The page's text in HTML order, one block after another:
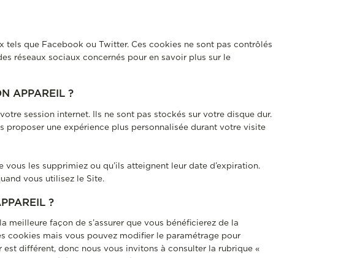
que Facebook ou Twitter. Ces cookies ne sont pas contrôlés
réseaux sociaux concernés pour en savoir plus sur le
APPAREIL ?
session internet. Ils ne sont pas stockés sur votre disque dur.
proposer une expérience plus personnalisée durant votre visite
les supprimiez ou qu’ils atteignent leur date d’expiration.
vous utilisez le Site.
?
façon de s’assurer que vous bénéficierez de la
cookies mais vous pouvez modifier le paramétrage pour
différent, donc nous vous invitons à consulter la rubrique «